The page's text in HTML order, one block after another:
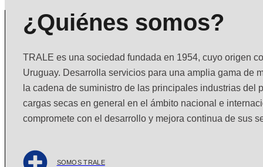
¿Quiénes somos?
TRALE es una sociedad fundada en 1954, cuyo origen
Uruguay. Desarrolla servicios para una amplia gama de
la cadena de suministro de las principales industrias
cargas secas en general en el ámbito nacional e
compromete con el desarrollo y mejora continua de sus
SOMOS TRALE